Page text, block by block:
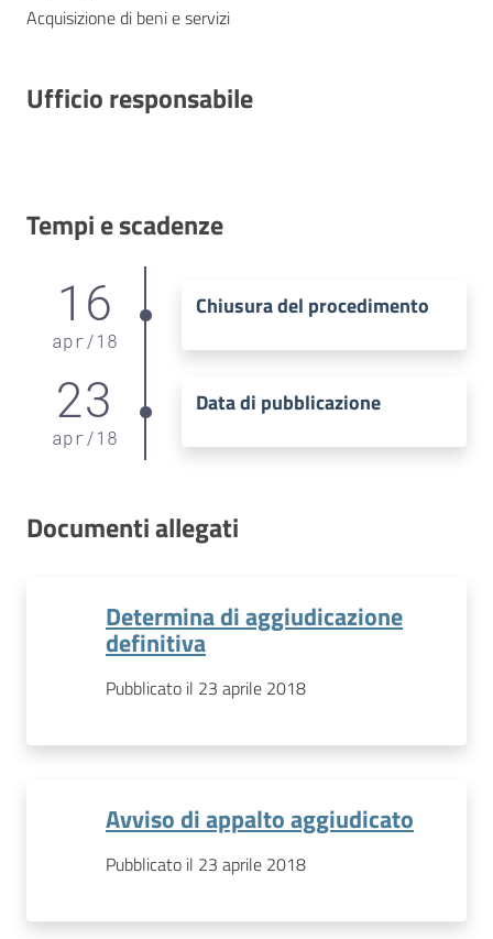
Acquisizione di beni e servizi
Ufficio responsabile
Tempi e scadenze
16
apr/18
Chiusura del procedimento
23
apr/18
Data di pubblicazione
Documenti allegati
Determina di aggiudicazione
definitiva
Pubblicato il 23 aprile 2018
Avviso di appalto aggiudicato
Pubblicato il 23 aprile 2018